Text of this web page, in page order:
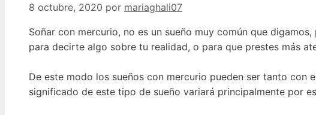
8 octubre, 2020 por mariaghali07
Soñar con mercurio, no es un sueño muy común que
para decirte algo sobre tu realidad, o para que prestes más
De este modo los sueños con mercurio pueden ser tanto con
significado de este tipo de sueño variará principalmente por